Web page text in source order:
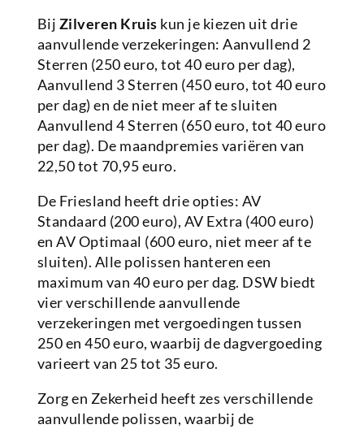
Bij Zilveren Kruis kun je kiezen uit drie
aanvullende verzekeringen: Aanvullend 2
Sterren (250 euro, tot 40 euro per dag),
Aanvullend 3 Sterren (450 euro, tot 40 euro
per dag) en de niet meer af te sluiten
Aanvullend 4 Sterren (650 euro, tot 40 euro
per dag). De maandpremies variëren van
22,50 tot 70,95 euro.
De Friesland heeft drie opties: AV
Standaard (200 euro), AV Extra (400 euro)
en AV Optimaal (600 euro, niet meer af te
sluiten). Alle polissen hanteren een
maximum van 40 euro per dag. DSW biedt
vier verschillende aanvullende
verzekeringen met vergoedingen tussen
250 en 450 euro, waarbij de dagvergoeding
varieert van 25 tot 35 euro.
Zorg en Zekerheid heeft zes verschillende
aanvullende polissen, waarbij de